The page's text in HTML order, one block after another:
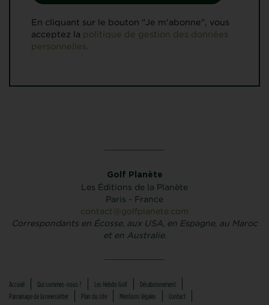
En cliquant sur le bouton "Je m'abonne", vous
acceptez la politique de gestion des données
personnelles.
Golf Planète
Les Éditions de la Planète
Paris - France
contact@golfplanete.com
Correspondants en Écosse, aux USA, en Espagne, au Maroc
et en Australie.
Accueil Qui sommes-nous ? Les Hebdo Golf
Désabonnement
Parrainage de la newsletter
Plan du site Mentions légales
Contact